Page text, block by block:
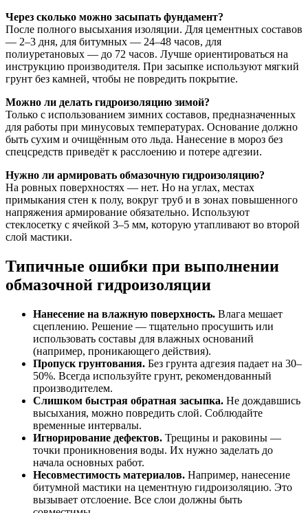
Через сколько можно засыпать фундамент?
После полного высыхания изоляции. Для цементных составов
— 2–3 дня, для битумных — 24–48 часов, для
полиуретановых — до 72 часов. Лучше ориентироваться на
инструкцию производителя. При засыпке используют мягкий
грунт без камней, чтобы не повредить покрытие.
Можно ли делать гидроизоляцию зимой?
Только с использованием зимних составов, предназначенных
для работы при минусовых температурах. Основание должно
быть сухим и очищённым ото льда. Нанесение в мороз без
спецсредств приведёт к расслоению и потере адгезии.
Нужно ли армировать обмазочную гидроизоляцию?
На ровных поверхностях — нет. Но на углах, местах
примыкания стен к полу, вокруг труб и в зонах повышенного
напряжения армирование обязательно. Используют
стеклосетку с ячейкой 3–5 мм, которую утапливают во второй
слой мастики.
Типичные ошибки при выполнении
обмазочной гидроизоляции
Нанесение на влажную поверхность. Влага мешает
сцеплению. Решение — тщательно просушить или
использовать составы для влажных оснований
(например, проникающего действия).
Пропуск грунтования. Без грунта адгезия падает на 30–
50%. Всегда используйте грунт, рекомендованный
производителем.
Слишком быстрая обратная засыпка. Не дождавшись
высыхания, можно повредить слой. Соблюдайте
временные интервалы.
Игнорирование дефектов. Трещины и раковины —
точки проникновения воды. Их нужно заделать до
начала основных работ.
Несовместимость материалов. Например, нанесение
битумной мастики на цементную гидроизоляцию. Это
вызывает отслоение. Все слои должны быть